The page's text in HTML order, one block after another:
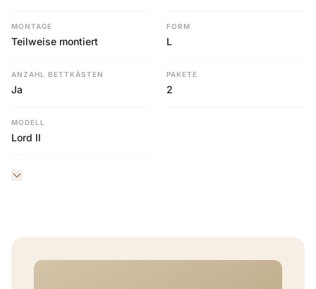
MONTAGE
Teilweise montiert
FORM
L
ANZAHL BETTKÄSTEN
Ja
PAKETE
2
MODELL
Lord II